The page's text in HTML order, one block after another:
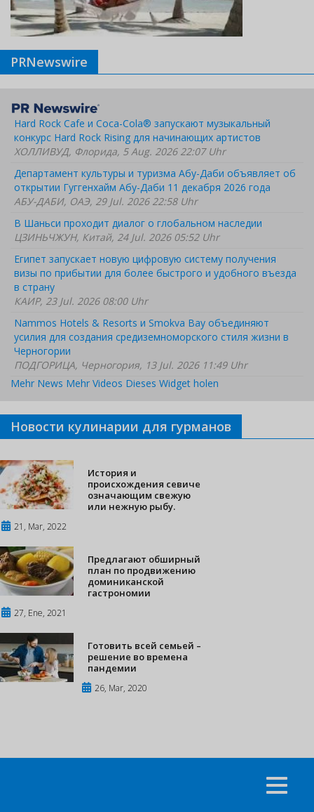
PRNewswire
Hard Rock Cafe и Coca-Cola® запускают музыкальный
конкурс Hard Rock Rising для начинающих артистов
ХОЛЛИВУД, Флорида, 5 Aug. 2026 22:07 Uhr
Департамент культуры и туризма Абу-Даби объявляет об
открытии Гуггенхайм Абу-Даби 11 декабря 2026 года
АБУ-ДАБИ, ОАЭ, 29 Jul. 2026 22:58 Uhr
В Шаньси проходит диалог о глобальном наследии
ЦЗИНЬЧЖУН, Китай, 24 Jul. 2026 05:52 Uhr
Египет запускает новую цифровую систему получения
визы по прибытии для более быстрого и удобного въезда
в страну
КАИР, 23 Jul. 2026 08:00 Uhr
Nammos Hotels & Resorts и Smokva Bay объединяют
усилия для создания средиземноморского стиля жизни в
Черногории
ПОДГОРИЦА, Черногория, 13 Jul. 2026 11:49 Uhr
Mehr News Mehr Videos Dieses Widget holen
Новости кулинарии для гурманов
История и
происхождения севиче
означающим свежую
или нежную рыбу.
21, Mar, 2022
Предлагают обширный
план по продвижению
доминиканской
гастрономии
27, Ene, 2021
Готовить всей семьей –
решение во времена
пандемии
26, Mar, 2020